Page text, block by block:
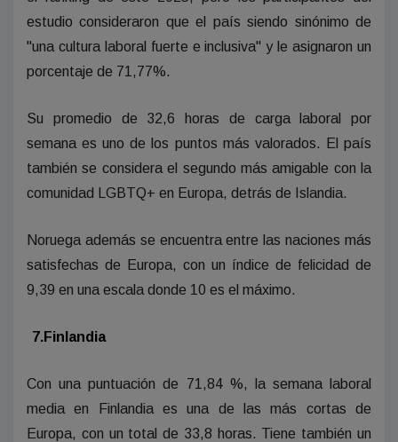
estudio consideraron que el país siendo sinónimo de
"una cultura laboral fuerte e inclusiva" y le asignaron un
porcentaje de 71,77%.
Su promedio de 32,6 horas de carga laboral por
semana es uno de los puntos más valorados. El país
también se considera el segundo más amigable con la
comunidad LGBTQ+ en Europa, detrás de Islandia.
Noruega además se encuentra entre las naciones más
satisfechas de Europa, con un índice de felicidad de
9,39 en una escala donde 10 es el máximo.
7.Finlandia
Con una puntuación de 71,84 %, la semana laboral
media en Finlandia es una de las más cortas de
Europa, con un total de 33,8 horas. Tiene también un